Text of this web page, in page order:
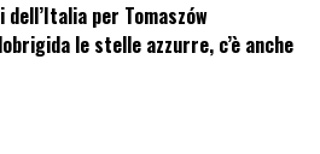
per Tomaszów
le stelle azzurre, c’è anche